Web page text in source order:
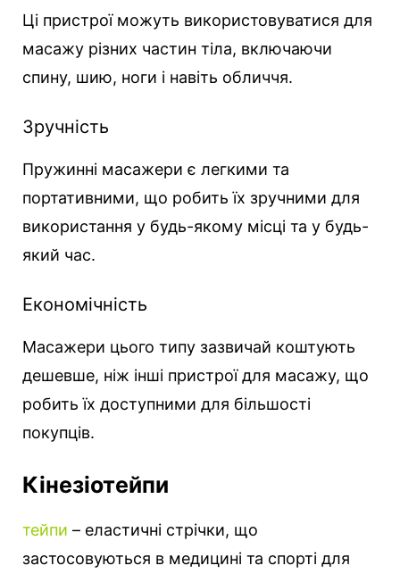
Ці пристрої можуть використовуватися для
масажу різних частин тіла, включаючи
спину, шию, ноги і навіть обличчя.
Зручність
Пружинні масажери є легкими та
портативними, що робить їх зручними для
використання у будь-якому місці та у будь-
який час.
Економічність
Масажери цього типу зазвичай коштують
дешевше, ніж інші пристрої для масажу, що
робить їх доступними для більшості
покупців.
Кінезіотейпи
тейпи – еластичні стрічки, що
застосовуються в медицині та спорті для